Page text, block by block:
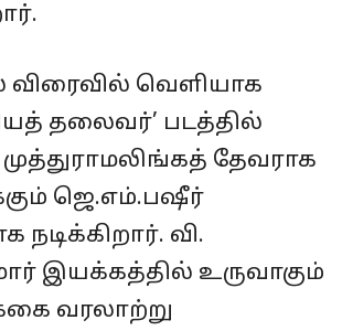
விரைவில் வெளியாக
தலைவர்’ படத்தில்
தேவராக
ஜெ.எம்.பஷீர்
நடிக்கிறார். வி.
இயக்கத்தில் உருவாகும்
வரலாற்று